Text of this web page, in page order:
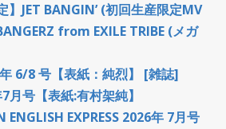
】JET BANGIN’ (初回生産限定MV
from EXILE TRIBE (メガ
6/8 号【表紙：純烈】 [雑誌]
月号【表紙:有村架純】
ENGLISH EXPRESS 2026年 7月号